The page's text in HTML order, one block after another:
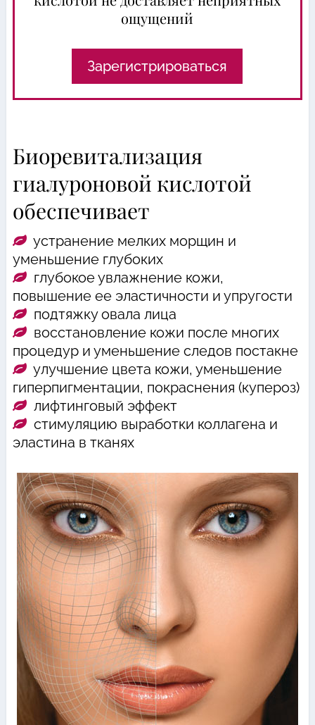
ощущений
Зарегистрироваться
Биоревитализация
гиалуроновой кислотой
обеспечивает
устранение мелких морщин и
уменьшение глубоких
глубокое увлажнение кожи,
повышение ее эластичности и упругости
подтяжку овала лица
восстановление кожи после многих
процедур и уменьшение следов постакне
улучшение цвета кожи, уменьшение
гиперпигментации, покраснения (купероз)
лифтинговый эффект
стимуляцию выработки коллагена и
эластина в тканях